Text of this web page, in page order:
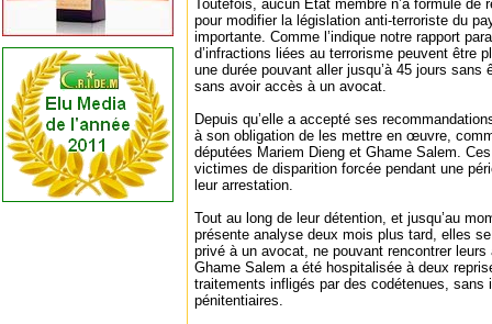
Toutefois, aucun État membre n’a formulé de
pour modifier la législation anti-terroriste du
importante. Comme l’indique notre rapport
d’infractions liées au terrorisme peuvent être
une durée pouvant aller jusqu’à 45 jours sans
sans avoir accès à un avocat.
Depuis qu’elle a accepté ses
à son obligation de les mettre en œuvre,
députées Mariem Dieng et Ghame Salem.
victimes de disparition forcée pendant une
leur arrestation.
Tout au long de leur détention, et jusqu’au
présente analyse deux mois plus tard, elles
privé à un avocat, ne pouvant rencontrer leurs
Ghame Salem a été hospitalisée à deux
traitements infligés par des codétenues, sans
pénitentiaires.